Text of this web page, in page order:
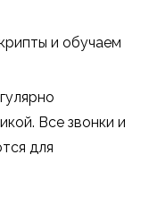
и обучаем
Все звонки и
для